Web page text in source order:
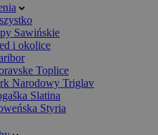
Sawińskie
i okolice
Toplice
Narodowy Triglav
Slatina
Styria